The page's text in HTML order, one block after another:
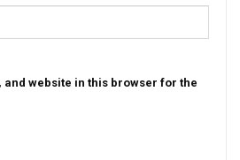
and website in this browser for the